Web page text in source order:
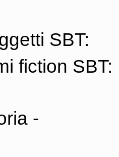
SBT:
fiction SBT:
-